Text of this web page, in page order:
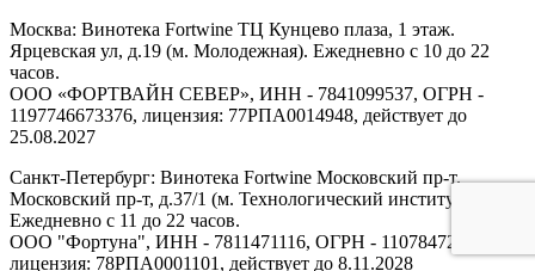
Москва: Винотека Fortwine ТЦ Кунцево плаза, 1 этаж.
Ярцевская ул, д.19 (м. Молодежная). Ежедневно с 10 до 22
часов.
ООО «ФОРТВАЙН СЕВЕР», ИНН - 7841099537, ОГРН -
1197746673376, лицензия: 77РПА0014948, действует до
25.08.2027
Санкт-Петербург: Винотека Fortwine Московский пр-т.
Московский пр-т, д.37/1 (м. Технологический институт).
Ежедневно с 11 до 22 часов.
ООО "Фортуна", ИНН - 7811471116, ОГРН - 1107847277438,
лицензия: 78РПА0001101, действует до 8.11.2028